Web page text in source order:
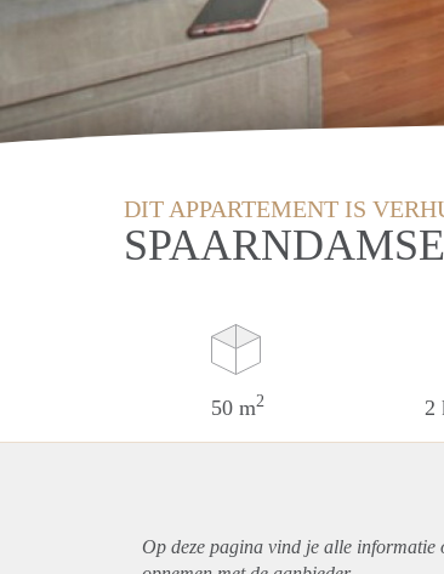
DIT APPARTEMENT IS
50 m2 2
Op deze pagina vind je alle informatie